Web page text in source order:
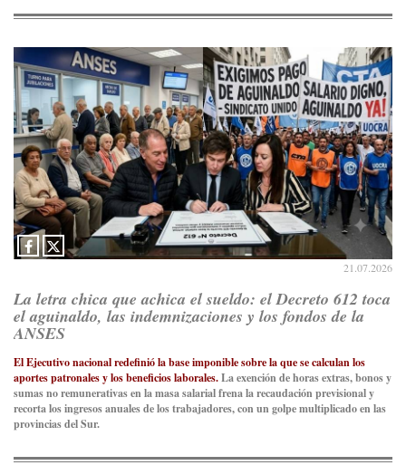
21.07.2026
La letra chica que achica el sueldo: el Decreto 612 toca
el aguinaldo, las indemnizaciones y los fondos de la
ANSES
El Ejecutivo nacional redefinió la base imponible sobre la que se calculan los
aportes patronales y los beneficios laborales.La exención de horas extras, bonos y
sumas no remunerativas en la masa salarial frena la recaudación previsional y
recorta los ingresos anuales de los trabajadores, con un golpe multiplicado en las
provincias del Sur.